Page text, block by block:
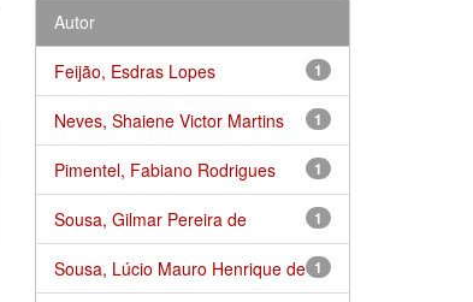
Autor
1
Feijão, Esdras Lopes
1
Neves, Shaiene Victor Martins
1
Pimentel, Fabiano Rodrigues
1
Sousa, Gilmar Pereira de
1
Sousa, Lúcio Mauro Henrique de